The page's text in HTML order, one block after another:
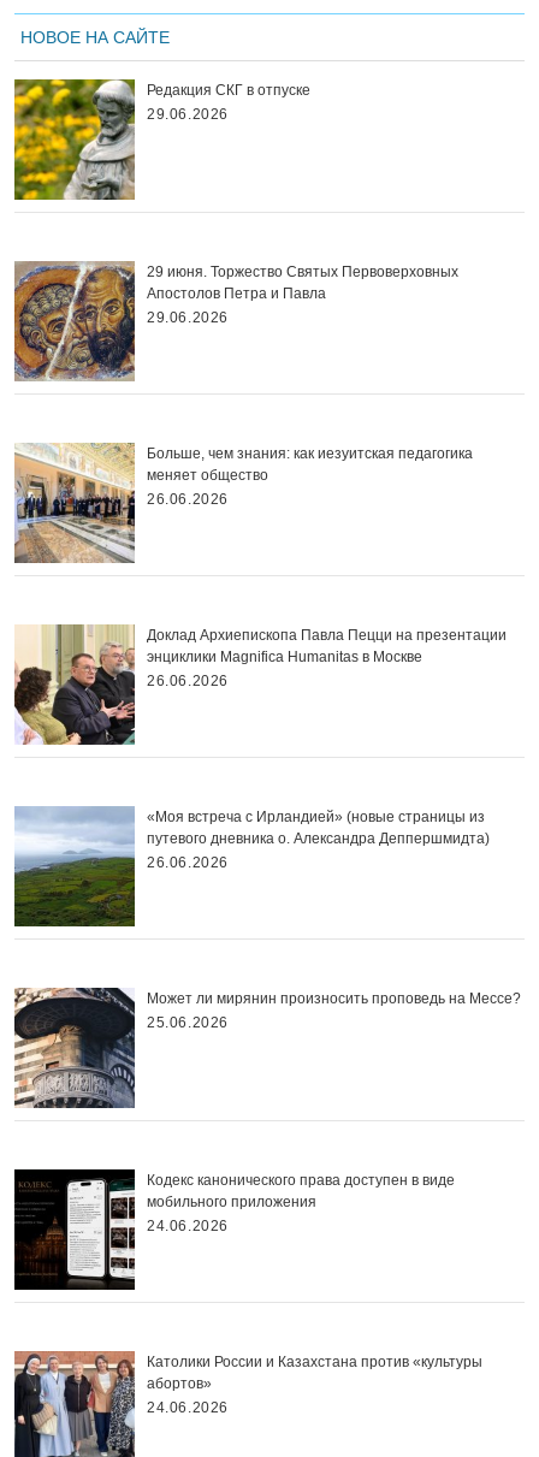
НОВОЕ НА САЙТЕ
Редакция СКГ в отпуске
29.06.2026
29 июня. Торжество Святых Первоверховных
Апостолов Петра и Павла
29.06.2026
Больше, чем знания: как иезуитская педагогика
меняет общество
26.06.2026
Доклад Архиепископа Павла Пецци на презентации
энциклики Magnifica Нumanitas в Москве
26.06.2026
«Моя встреча с Ирландией» (новые страницы из
путевого дневника о. Александра Деппершмидта)
26.06.2026
Может ли мирянин произносить проповедь на Мессе?
25.06.2026
Кодекс канонического права доступен в виде
мобильного приложения
24.06.2026
Католики России и Казахстана против «культуры
абортов»
24.06.2026